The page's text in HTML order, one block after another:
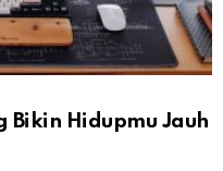
Bikin Hidupmu Jauh